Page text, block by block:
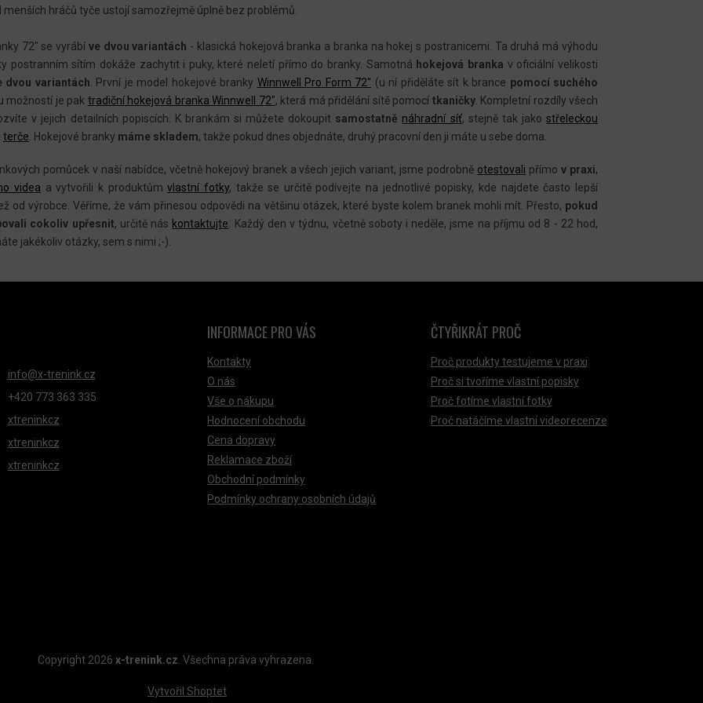
A
C
Í
P
R
V
K
Y
V
Ý
P
U
menších hráčů tyče ustojí samozřejmě úplně bez problémů.
72" se vyrábí ve dvou variantách - klasická hokejová branka a branka na hokej s postranicemi. Ta druhá má výhodu
postranním sítím dokáže zachytit i puky, které neletí přímo do branky. Samotná hokejová branka v oficiální velikosti
dvou variantách . První je model hokejové branky Winnwell Pro Form 72" (u ní přiděláte sít k brance pomocí suchého
možností je pak tradiční hokejová branka Winnwell 72", která má přidělání sítě pomocí tkaničky. Kompletní rozdíly všech
v jejich detailních popiscích. K brankám si můžete dokoupit samostatně náhradní síť, stejně tak jakostřeleckou
terče . Hokejové branky máme skladem, takže pokud dnes objednáte, druhý pracovní den ji máte u sebe doma.
pomůcek v naší nabídce, včetně hokejový branek a všech jejich variant, jsme podrobně otestovali přímov praxi,
videa a vytvořili k produktůmvlastní fotky, takže se určitě podívejte na jednotlivé popisky, kde najdete často lepší
od výrobce. Věříme, že vám přinesou odpovědi na většinu otázek, které byste kolem branek mohli mít. Přesto, pokud
cokoliv upřesnit, určitě nás kontaktujte . Každý den v týdnu, včetně soboty i neděle, jsme na příjmu od 8 - 22 hod,
jakékoliv otázky, sem s nimi ;-).
info@x-trenink.cz
+420 ‭773 363 335
xtreninkcz
xtreninkcz
xtreninkcz
INFORMACE PRO VÁS
Kontakty
O nás
Vše o nákupu
Hodnocení obchodu
Cena dopravy
Reklamace zboží
Obchodní podmínky
Podmínky ochrany osobních údajů
ČTYŘIKRÁT PROČ
Proč produkty testujeme v praxi
Proč si tvoříme vlastní popisky
Proč fotíme vlastní fotky
Proč natáčíme vlastní videorecenze
Vytvořil Shoptet
Copyright 2026 x-trenink.cz. Všechna práva vyhrazena.